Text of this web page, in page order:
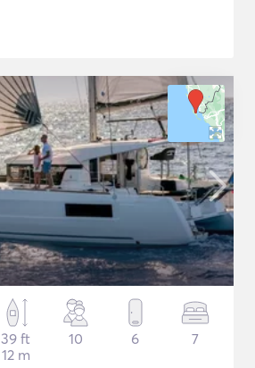
39 ft
12 m
10 6 7